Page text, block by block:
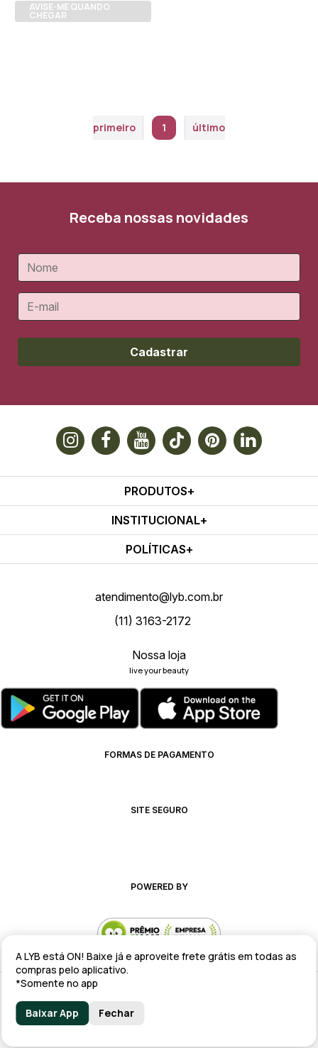
AVISE-ME QUANDO
CHEGAR
primeiro 1 último
Receba nossas novidades
Cadastrar
PRODUTOS
INSTITUCIONAL
POLÍTICAS
atendimento@lyb.com.br
(11) 3163-2172
Nossa loja
live your beauty
FORMAS DE PAGAMENTO
SITE SEGURO
POWERED BY
Alteração de preços e condições comerciais estão sujeitas a alteração
lyb @ 2025 - Av. Talma Rodrigues Ribeiro, 147 - Galpão 02 MOD
A LYB está ON! Baixe já e aproveite frete grátis em todas as
compras pelo aplicativo.
*Somente no app
Baixar App Fechar